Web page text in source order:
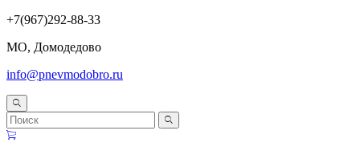
+7(967)292-88-33
МО, Домодедово
info@pnevmodobro.ru